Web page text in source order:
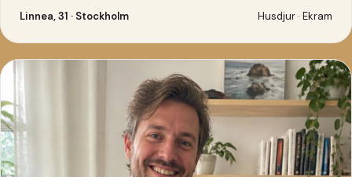
Linnea, 31 · Stockholm Husdjur · Ekram